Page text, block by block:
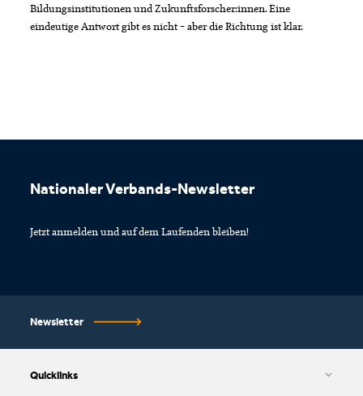
Bildungsinstitutionen und Zukunftsforscher:innen. Eine
eindeutige Antwort gibt es nicht – aber die Richtung ist klar.
Quicklinks
Nationaler Verbands-Newsletter
Jetzt anmelden und auf dem Laufenden bleiben!
Newsletter